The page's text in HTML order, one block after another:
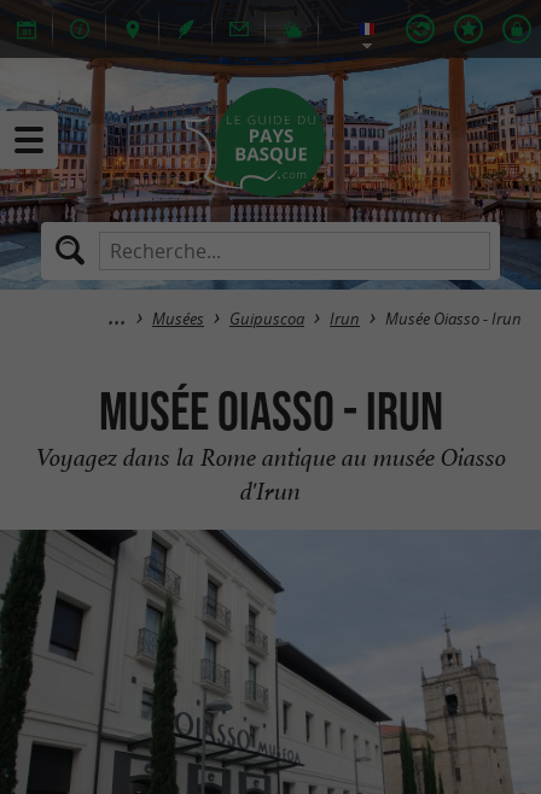
Musées Guipuscoa Irun Musée Oiasso - Irun
Musée Oiasso - Irun
Voyagez dans la Rome antique au musée Oiasso
d'Irun